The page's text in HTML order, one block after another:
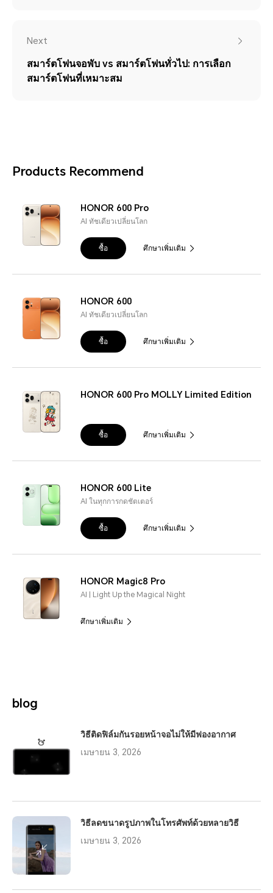
Next
สมาร์ตโฟนจอพับ vs สมาร์ตโฟนทั่วไป: การเลือก
สมาร์ตโฟนที่เหมาะสม
Products Recommend
HONOR 600 Pro
AI ทัชเดียวเปลี่ยนโลก
ซื้อ ศึกษาเพิ่มเติม
HONOR 600
AI ทัชเดียวเปลี่ยนโลก
ซื้อ ศึกษาเพิ่มเติม
HONOR 600 Pro MOLLY Limited Edition
ซื้อ ศึกษาเพิ่มเติม
HONOR 600 Lite
AI ในทุกการกดชัตเตอร์
ซื้อ ศึกษาเพิ่มเติม
HONOR Magic8 Pro
AI | Light Up the Magical Night
ศึกษาเพิ่มเติม
blog
วิธีติดฟิล์มกันรอยหน้าจอไม่ให้มีฟองอากาศ
เมษายน 3, 2026
วิธีลดขนาดรูปภาพในโทรศัพท์ด้วยหลายวิธี
เมษายน 3, 2026